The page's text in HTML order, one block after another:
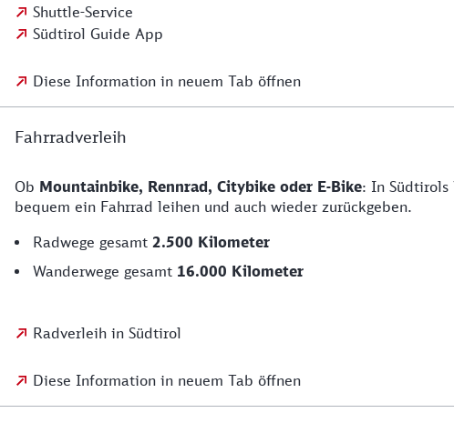
Shuttle-Service
Südtirol Guide App
Diese Information in neuem Tab öffnen
Fahrradverleih
Ob Mountainbike, Rennrad, Citybike oder E-Bike: In Südtirols
bequem ein Fahrrad leihen und auch wieder zurückgeben.
Radwege gesamt 2.500 Kilometer
Wanderwege gesamt 16.000 Kilometer
Radverleih in Südtirol
Diese Information in neuem Tab öffnen